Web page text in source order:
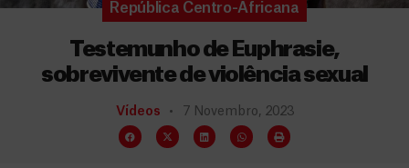
República Centro-Africana
Testemunho de Euphrasie,
sobrevivente de violência sexual
Vídeos 7 Novembro, 2023